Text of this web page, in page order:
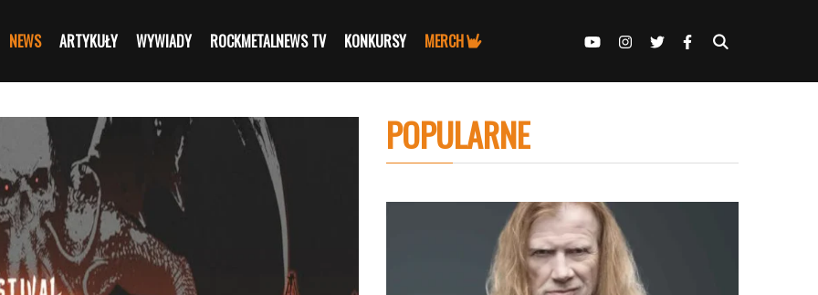
NEWS ARTYKUŁY WYWIADY ROCKMETALNEWS TV KONKURSY MERCH
POPULARNE